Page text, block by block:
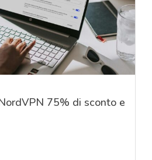
75% di sconto e